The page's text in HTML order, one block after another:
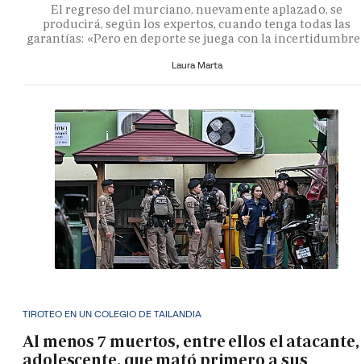
El regreso del murciano, nuevamente aplazado, se
producirá, según los expertos, cuando tenga todas las
garantías: «Pero en deporte se juega con la
Laura Marta
TIROTEO EN UN COLEGIO DE TAILANDIA
Al menos 7 muertos, entre ellos el atacante,